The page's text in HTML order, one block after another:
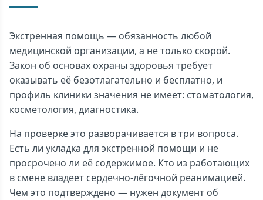
Экстренная помощь — обязанность любой
медицинской организации, а не только скорой.
Закон об основах охраны здоровья требует
оказывать её безотлагательно и бесплатно, и
профиль клиники значения не имеет: стоматология,
косметология, диагностика.
На проверке это разворачивается в три вопроса.
Есть ли укладка для экстренной помощи и не
просрочено ли её содержимое. Кто из работающих
в смене владеет сердечно-лёгочной реанимацией.
Чем это подтверждено — нужен документ об